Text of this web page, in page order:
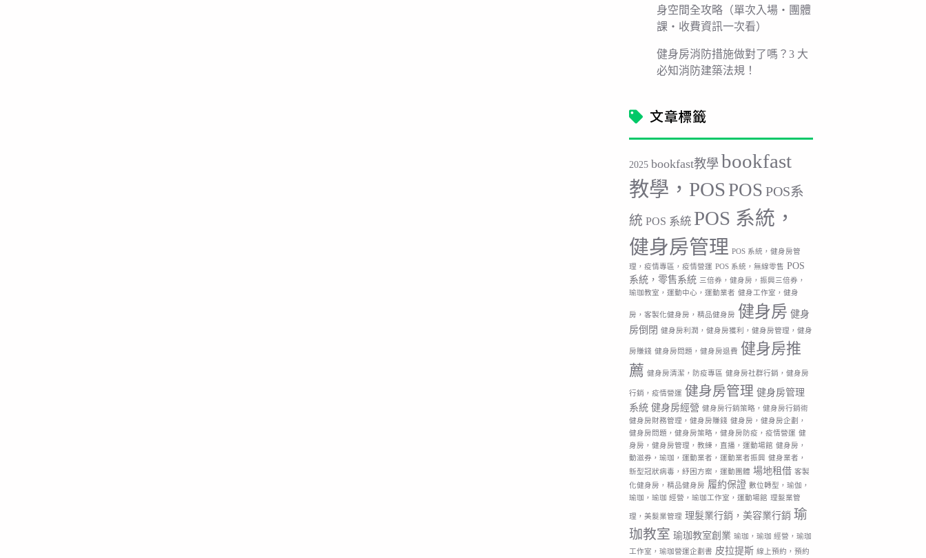
身空間全攻略（單次入場・團體
課・收費資訊一次看）
健身房消防措施做對了嗎？3 大
必知消防建築法規！
文章標籤
2025 bookfast教學 bookfast
教學，POS POS POS系
統 POS 系統 POS 系統，
健身房管理 POS 系統，健身房管
理，疫情專區，疫情營運 POS 系統，無線零售 POS
系統，零售系統 三倍券，健身房，振興三倍券，
瑜珈教室，運動中心，運動業者 健身工作室，健身
房，客製化健身房，精品健身房 健身房 健身
房倒閉 健身房利潤，健身房獲利，健身房管理，健身
房賺錢 健身房問題，健身房退費 健身房推
薦 健身房清潔，防疫專區 健身房社群行銷，健身房
行銷，疫情營運 健身房管理 健身房管理
系統 健身房經營 健身房行銷策略，健身房行銷術
健身房財務管理，健身房賺錢 健身房，健身房企劃，
健身房問題，健身房策略，健身房防疫，疫情營運 健
身房，健身房管理，教練，直播，運動場館 健身房，
動滋券，瑜珈，運動業者，運動業者振興 健身業者，
新型冠狀病毒，紓困方案，運動團體 場地租借 客製
化健身房，精品健身房 履約保證 數位轉型，瑜伽，
瑜珈，瑜珈 經營，瑜珈工作室，運動場館 理髮業管
理，美髮業管理 理髮業行銷，美容業行銷 瑜
珈教室 瑜珈教室創業 瑜珈，瑜珈 經營，瑜珈
工作室，瑜珈營運企劃書 皮拉提斯 線上預約，預約